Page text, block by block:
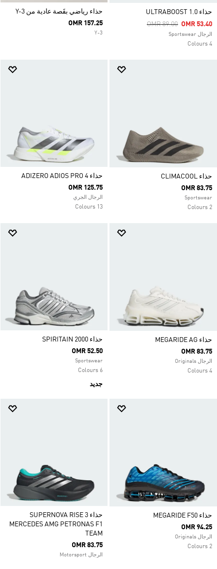
حذاء ULTRABOOST 1.0
Price Reduced From
OMR 89.00ToOMR 53.40
الرجال Sportswear
4 Colours
حذاء رياضي بقَصة عادية من Y-3
OMR 157.25
Y-3
حذاء CLIMACOOL
OMR 83.75
Sportswear
2 Colours
حذاء ADIZERO ADIOS PRO 4
OMR 125.75
الرجال الجري
13 Colours
حذاء MEGARIDE AG
OMR 83.75
الرجال Originals
4 Colours
حذاء SPIRITAIN 2000
OMR 52.50
Sportswear
6 Colours
جديد
حذاء MEGARIDE F50
OMR 94.25
الرجال Originals
2 Colours
حذاء SUPERNOVA RISE 3
MERCEDES AMG PETRONAS F1
TEAM
OMR 83.75
الرجال Motorsport